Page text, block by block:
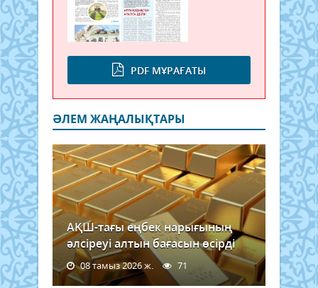
PDF МҰРАҒАТЫ
ӘЛЕМ ЖАҢАЛЫҚТАРЫ
АҚШ-тағы еңбек нарығының
әлсіреуі алтын бағасын өсірді
08 тамыз 2026 ж. 71